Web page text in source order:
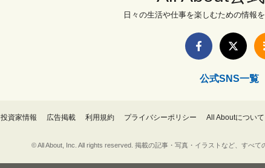
日々の生活や仕事を楽しむための情報
公式SNS一覧
投資家情報 広告掲載 利用規約 プライバシーポリシー All Aboutについて
© All About, Inc. All rights reserved. 掲載の記事・写真・イラストなど、すべ